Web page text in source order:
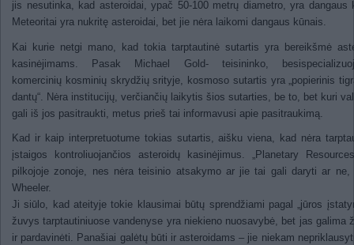
jis nesutinka, kad asteroidai, ypač 50-100 metrų diametro, yra dangaus
Meteoritai yra nukritę asteroidai, bet jie nėra laikomi dangaus kūnais.
Kai kurie netgi mano, kad tokia tarptautinė sutartis yra bereikšmė
kasinėjimams. Pasak Michael Gold- teisininko,
komercinių kosminių skrydžių srityje, kosmoso sutartis yra „popierinis
dantų“. Nėra institucijų, verčiančių laikytis šios sutarties, be to, bet kuri
gali iš jos pasitraukti, metus prieš tai informavusi apie pasitraukimą.
Kad ir kaip interpretuotume tokias sutartis, aišku viena, kad nėra
įstaigos kontroliuojančios asteroidų kasinėjimus. „Planetary
pilkojoje zonoje, nes nėra teisinio atsakymo ar jie tai gali daryti ar ne,
Wheeler.
Ji siūlo, kad ateityje tokie klausimai būtų sprendžiami pagal „jūros
žuvys tarptautiniuose vandenyse yra niekieno nuosavybė, bet jas galima
ir pardavinėti. Panašiai galėtų būti ir asteroidams – jie niekam